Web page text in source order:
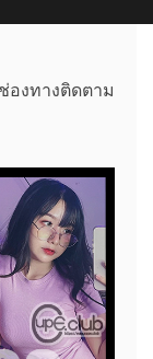
องทางติดตาม